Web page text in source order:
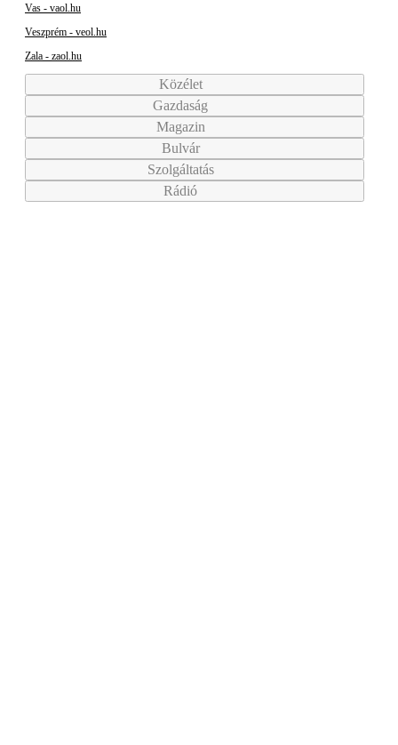
Vas - vaol.hu
Veszprém - veol.hu
Zala - zaol.hu
Közélet
Gazdaság
Magazin
Bulvár
Szolgáltatás
Rádió